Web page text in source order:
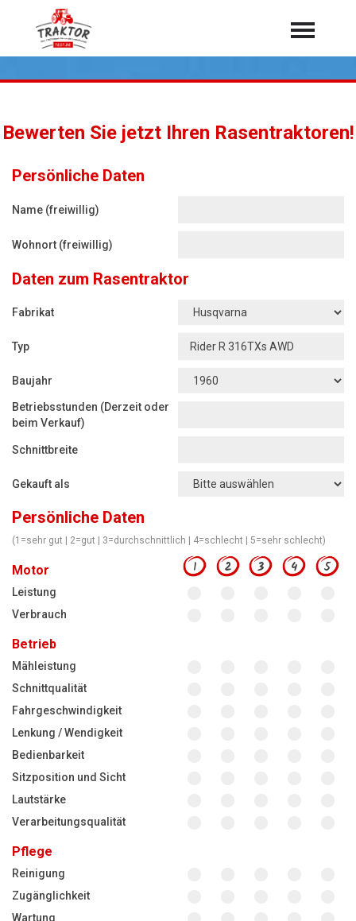
Home
Mähdrescher
Feldhäcksler
Hoflader
Radlader
Rasentraktoren
Über 7.000 Testberichte
Bewerten Sie jetzt Ihren Rasentraktoren!
Persönliche Daten
Name (freiwillig)
Wohnort (freiwillig)
Daten zum Rasentraktor
Fabrikat
Typ
Baujahr
Betriebsstunden (Derzeit oder
beim Verkauf)
Schnittbreite
Gekauft als
Persönliche Daten
(1=sehr gut | 2=gut | 3=durchschnittlich | 4=schlecht | 5=sehr schlecht)
Motor 1 2 3 4 5
Leistung
Verbrauch
Betrieb
Mähleistung
Schnittqualität
Fahrgeschwindigkeit
Lenkung / Wendigkeit
Bedienbarkeit
Sitzposition und Sicht
Lautstärke
Verarbeitungsqualität
Pflege
Reinigung
Zugänglichkeit
Wartung